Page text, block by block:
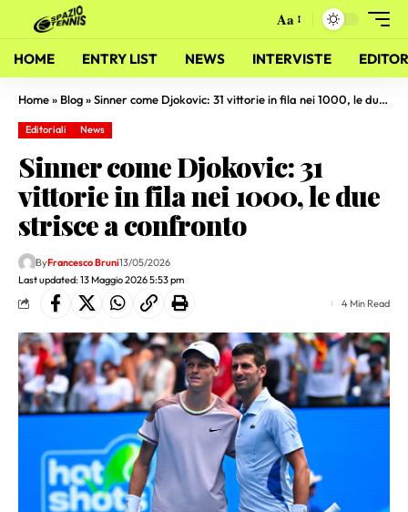
Aa
HOME ENTRY LIST NEWS INTERVISTE
Home» Blog»Sinner come Djokovic: 31 vittorie in fila nei 1000, le due strisce a confronto
Editoriali News
Sinner come Djokovic: 31
vittorie in fila nei 1000, le due
strisce a confronto
Last updated: 13 Maggio 2026 5:53 pm
ByFrancesco Bruni13/05/2026
4 Min Read